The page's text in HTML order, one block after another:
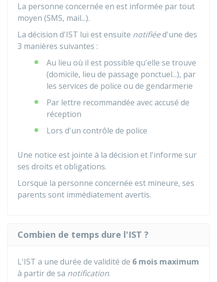
La personne concernée en est informée par tout
moyen (SMS, mail...).
La décision d'IST lui est ensuite notifiéed'une des
3 manières suivantes :
Au lieu où il est possible qu'elle se trouve
(domicile, lieu de passage ponctuel...), par
les services de police ou de gendarmerie
Par lettre recommandée avec accusé de
réception
Lors d'un contrôle de police
Une notice est jointe à la décision et l'informe sur
ses droits et obligations.
Lorsque la personne concernée est mineure, ses
parents sont immédiatement avertis.
Combien de temps dure l'IST ?
L'IST a une durée de validité de 6 mois maximum
à partir de sa notification.